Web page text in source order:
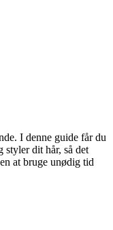
I denne guide får du
styler dit hår, så det
at bruge unødig tid